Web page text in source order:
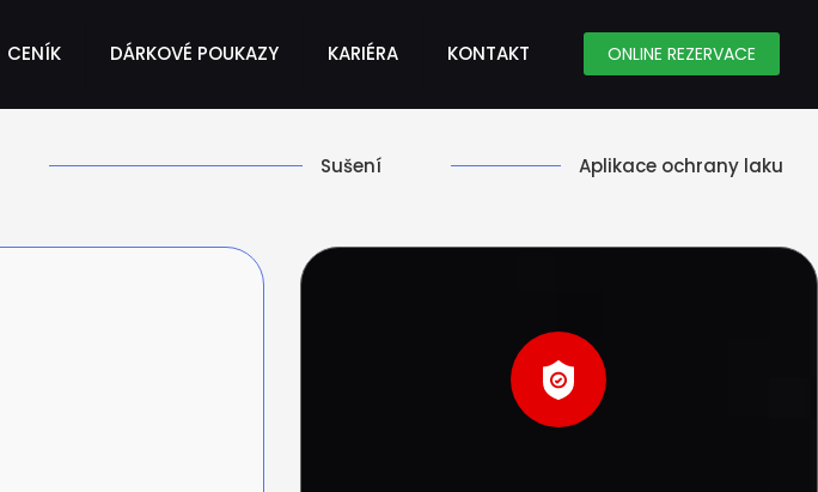
CENÍK DÁRKOVÉ POUKAZY KARIÉRA KONTAKT ONLINE REZERVACE
Sušení Aplikace ochrany laku